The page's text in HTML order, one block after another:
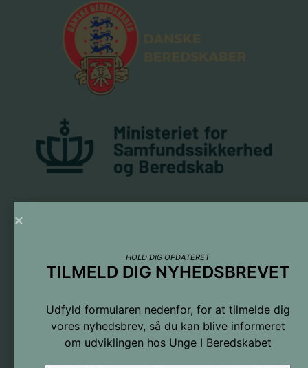
Tilmeld dig nyhedsbrevet
HOLD DIG OPDATERET
TILMELD DIG NYHEDSBREVET
Udfyld formularen nedenfor, for at tilmelde dig
vores nyhedsbrev, så du kan blive informeret
om udviklingen hos Unge I Beredskabet